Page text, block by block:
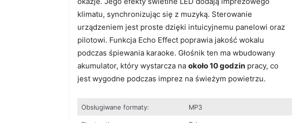
klimatu, synchronizując się z muzyką. Sterowanie
urządzeniem jest proste dzięki intuicyjnemu panelowi oraz
pilotowi. Funkcja Echo Effect poprawia jakość wokalu
podczas śpiewania karaoke. Głośnik ten ma wbudowany
akumulator, który wystarcza na około 10 godzin pracy, co
jest wygodne podczas imprez na świeżym powietrzu.
Obsługiwane formaty: MP3